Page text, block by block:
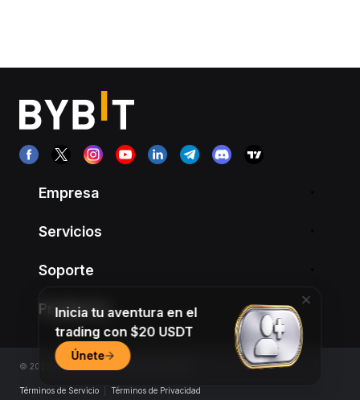
Empresa
Servicios
Soporte
Productos
© 2018-2026 Bybit.com. All rights reserved.
Términos de Servicio Términos de Privacidad
Inicia tu aventura en el
trading con $20 USDT
Únete